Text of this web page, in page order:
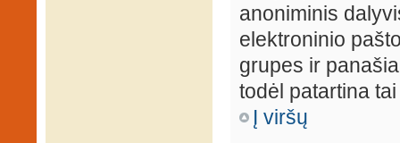
anoniminis
elektroninio
grupes ir
todėl patartina
Į viršų